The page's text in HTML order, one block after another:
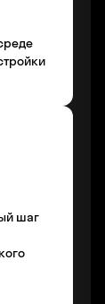
шаг